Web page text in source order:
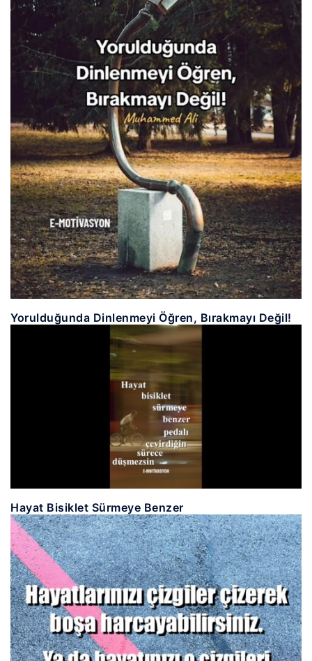
Yorulduğunda Dinlenmeyi Öğren, Bırakmayı Değil!
Hayat Bisiklet Sürmeye Benzer